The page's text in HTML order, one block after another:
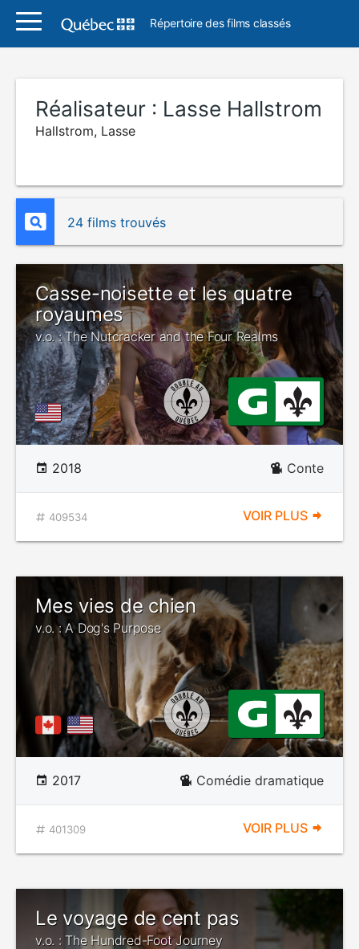
Répertoire des films classés
Réalisateur : Lasse Hallstrom
Hallstrom, Lasse
24 films trouvés
Casse-noisette et les quatre
royaumes
v.o. : The Nutcracker and the Four Realms
2018 Conte
409534 VOIR PLUS
Mes vies de chien
v.o. : A Dog's Purpose
2017 Comédie dramatique
401309 VOIR PLUS
Le voyage de cent pas
v.o. : The Hundred-Foot Journey